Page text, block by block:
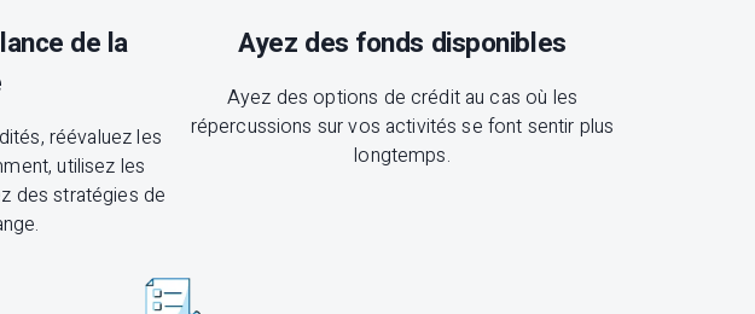
de la
réévaluez les
utilisez les
des stratégies de
Ayez des fonds disponibles
Ayez des options de crédit au cas où les
répercussions sur vos activités se font sentir plus
longtemps.